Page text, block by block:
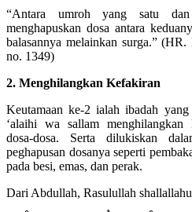
“Antara umroh yang satu
menghapuskan dosa antara
balasannya melainkan surga.”
no. 1349)
2. Menghilangkan Kefakiran
Keutamaan ke-2 ialah ibadah
‘alaihi wa sallam menghilangkan
dosa-dosa. Serta dilukiskan
peghapusan dosanya seperti
pada besi, emas, dan perak.
Dari Abdullah, Rasulullah